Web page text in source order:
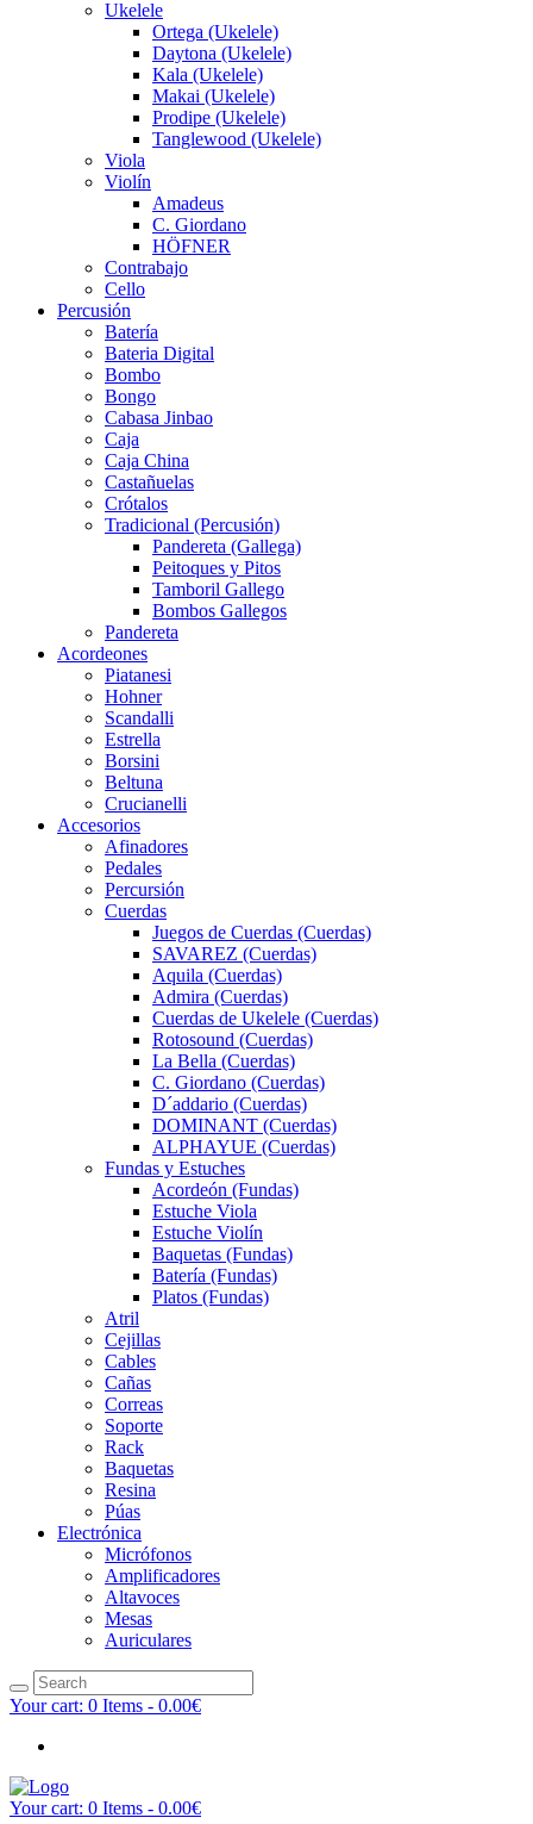
Ukelele
Ortega (Ukelele)
Daytona (Ukelele)
Kala (Ukelele)
Makai (Ukelele)
Prodipe (Ukelele)
Tanglewood (Ukelele)
Viola
Violín
Amadeus
C. Giordano
HÖFNER
Contrabajo
Cello
Percusión
Batería
Bateria Digital
Bombo
Bongo
Cabasa Jinbao
Caja
Caja China
Castañuelas
Crótalos
Tradicional (Percusión)
Pandereta (Gallega)
Peitoques y Pitos
Tamboril Gallego
Bombos Gallegos
Pandereta
Acordeones
Piatanesi
Hohner
Scandalli
Estrella
Borsini
Beltuna
Crucianelli
Accesorios
Afinadores
Pedales
Percursión
Cuerdas
Juegos de Cuerdas (Cuerdas)
SAVAREZ (Cuerdas)
Aquila (Cuerdas)
Admira (Cuerdas)
Cuerdas de Ukelele (Cuerdas)
Rotosound (Cuerdas)
La Bella (Cuerdas)
C. Giordano (Cuerdas)
D´addario (Cuerdas)
DOMINANT (Cuerdas)
ALPHAYUE (Cuerdas)
Fundas y Estuches
Acordeón (Fundas)
Estuche Viola
Estuche Violín
Baquetas (Fundas)
Batería (Fundas)
Platos (Fundas)
Atril
Cejillas
Cables
Cañas
Correas
Soporte
Rack
Baquetas
Resina
Púas
Electrónica
Micrófonos
Amplificadores
Altavoces
Mesas
Auriculares
Your cart: 0 Items - 0.00€
Your cart: 0 Items - 0.00€